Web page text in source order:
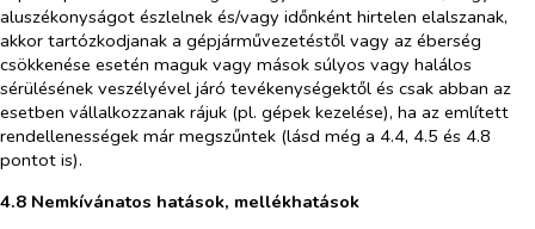
aluszékonyságot észlelnek és/vagy időnként hirtelen elalszanak,
akkor tartózkodjanak a gépjárművezetéstől vagy az éberség
csökkenése esetén maguk vagy mások súlyos vagy halálos
sérülésének veszélyével járó tevékenységektől és csak abban az
esetben vállalkozzanak rájuk (pl. gépek kezelése), ha az említett
rendellenességek már megszűntek (lásd még a 4.4, 4.5 és 4.8
pontot is).
4.8 Nemkívánatos hatások, mellékhatások